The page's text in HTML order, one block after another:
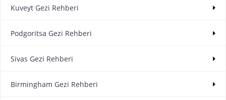
Kuveyt Gezi Rehberi
Podgoritsa Gezi Rehberi
Sivas Gezi Rehberi
Birmingham Gezi Rehberi